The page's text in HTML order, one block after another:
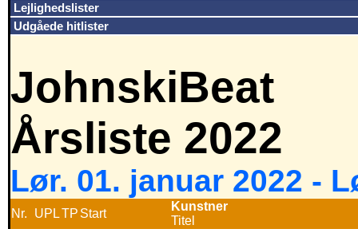
Lejlighedslister
Udgåede hitlister
JohnskiBeat
Årsliste 2022
Lør. 01. januar 2022 -
Nr. UPLTP Start
Kunstner
Titel